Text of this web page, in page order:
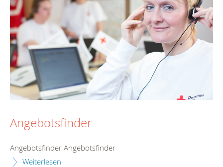
Angebotsfinder
Angebotsfinder Angebotsfinder
Weiterlesen